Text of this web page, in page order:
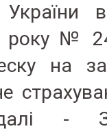
України
року №
на